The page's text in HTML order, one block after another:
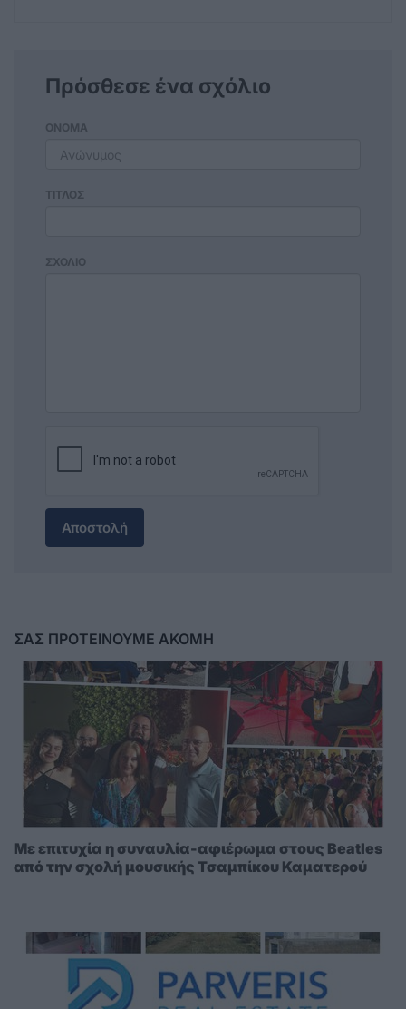
Πρόσθεσε ένα σχόλιο
ΟΝΟΜΑ
ΤΙΤΛΟΣ
ΣΧΟΛΙΟ
Αποστολή
ΣΑΣ ΠΡΟΤΕΙΝΟΥΜΕ ΑΚΟΜΗ
Με επιτυχία η συναυλία-αφιέρωμα στους Beatles
από την σχολή μουσικής Τσαμπίκου Καματερού